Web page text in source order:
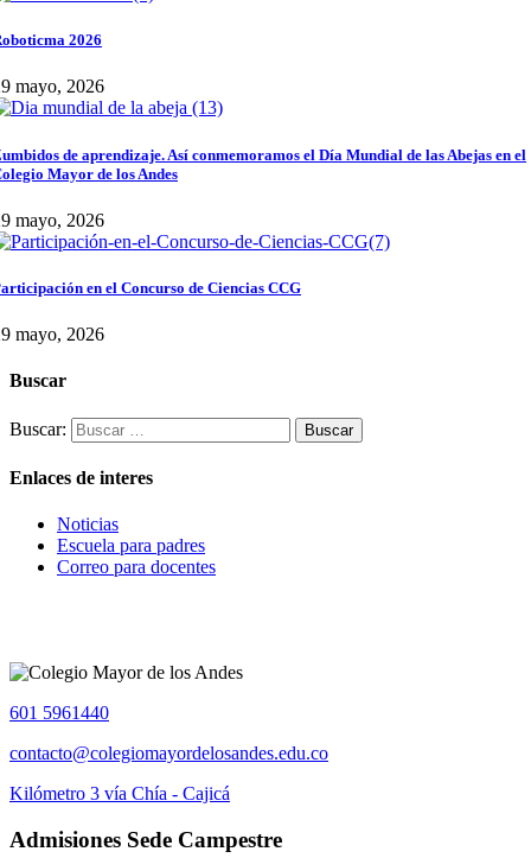
2026
mayo, 2026
de aprendizaje. Así conmemoramos el Día Mundial de las Abejas en el
Mayor de los Andes
mayo, 2026
en el Concurso de Ciencias CCG
mayo, 2026
Buscar
Buscar:
Enlaces de interes
Noticias
Escuela para padres
Correo para docentes
601 5961440
contacto@colegiomayordelosandes.edu.co
Kilómetro 3 vía Chía - Cajicá
Admisiones Sede Campestre